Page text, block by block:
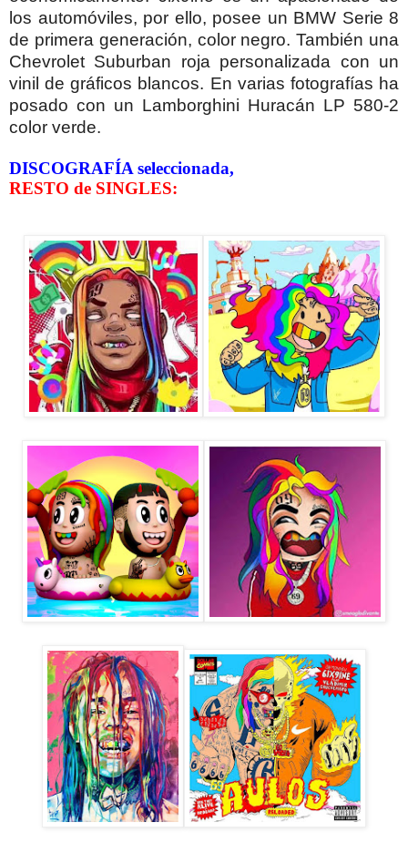
los automóviles, por ello, posee un BMW Serie 8
de primera generación, color negro. También una
Chevrolet Suburban roja personalizada con un
vinil de gráficos blancos. En varias fotografías ha
posado con un Lamborghini Huracán LP 580-2
color verde.
DISCOGRAFÍA seleccionada,
RESTO de SINGLES: